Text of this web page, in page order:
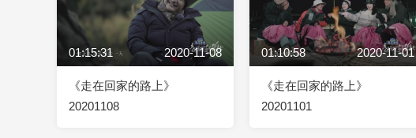
01:15:31 2020-11-08
《走在回家的路上》
20201108
01:10:58 2020-11-01
《走在回家的路上》
20201101